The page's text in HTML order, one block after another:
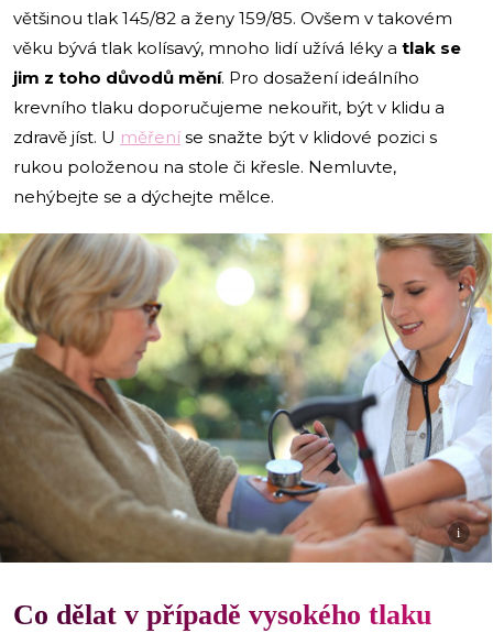
většinou tlak 145/82 a ženy 159/85. Ovšem v takovém
věku bývá tlak kolísavý, mnoho lidí užívá léky a tlak se
jim z toho důvodů mění. Pro dosažení ideálního
krevního tlaku doporučujeme nekouřit, být v klidu a
zdravě jíst. U měřeníse snažte být v klidové pozici s
rukou položenou na stole či křesle. Nemluvte,
nehýbejte se a dýchejte mělce.
i
Co dělat v případě vysokého tlaku